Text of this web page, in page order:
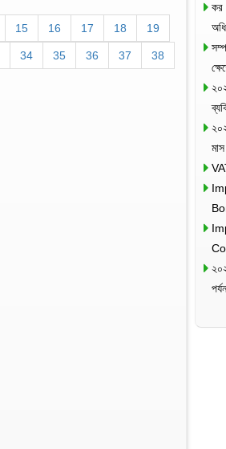
15 16 17 18 19
34 35 36 37 38
কর